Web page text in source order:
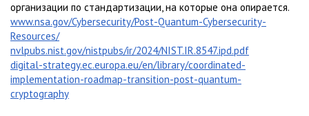
организации по стандартизации, на которые она опирается.
www.nsa.gov/Cybersecurity/Post-Quantum-Cybersecurity-
Resources/
nvlpubs.nist.gov/nistpubs/ir/2024/NIST.IR.8547.ipd.pdf
digital-strategy.ec.europa.eu/en/library/coordinated-
implementation-roadmap-transition-post-quantum-
cryptography